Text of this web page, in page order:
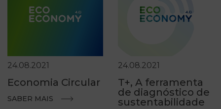
24.08.2021
Economia Circular
SABER MAIS
24.08.2021
T+, A ferramenta
de diagnóstico de
sustentabilidade